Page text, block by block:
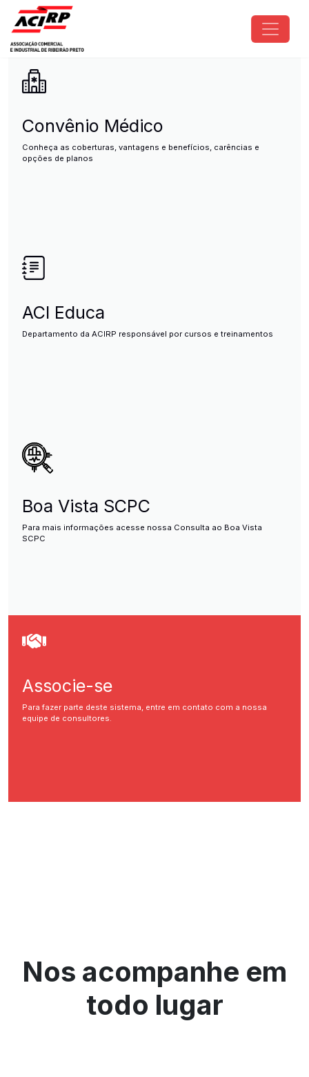
Pular para o conteúdo principal
ACIRP - Associação Comercial
Convênio Médico
Conheça as coberturas, vantagens e benefícios, carências e
opções de planos
ACI Educa
Departamento da ACIRP responsável por cursos e treinamentos
Boa Vista SCPC
Para mais informações acesse nossa Consulta ao Boa Vista
SCPC
Associe-se
Para fazer parte deste sistema, entre em contato com a nossa
equipe de consultores.
Nos acompanhe em
todo lugar